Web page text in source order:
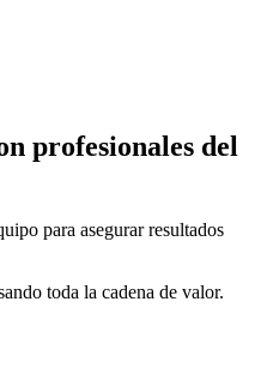
profesionales del
para asegurar resultados
toda la cadena de valor.